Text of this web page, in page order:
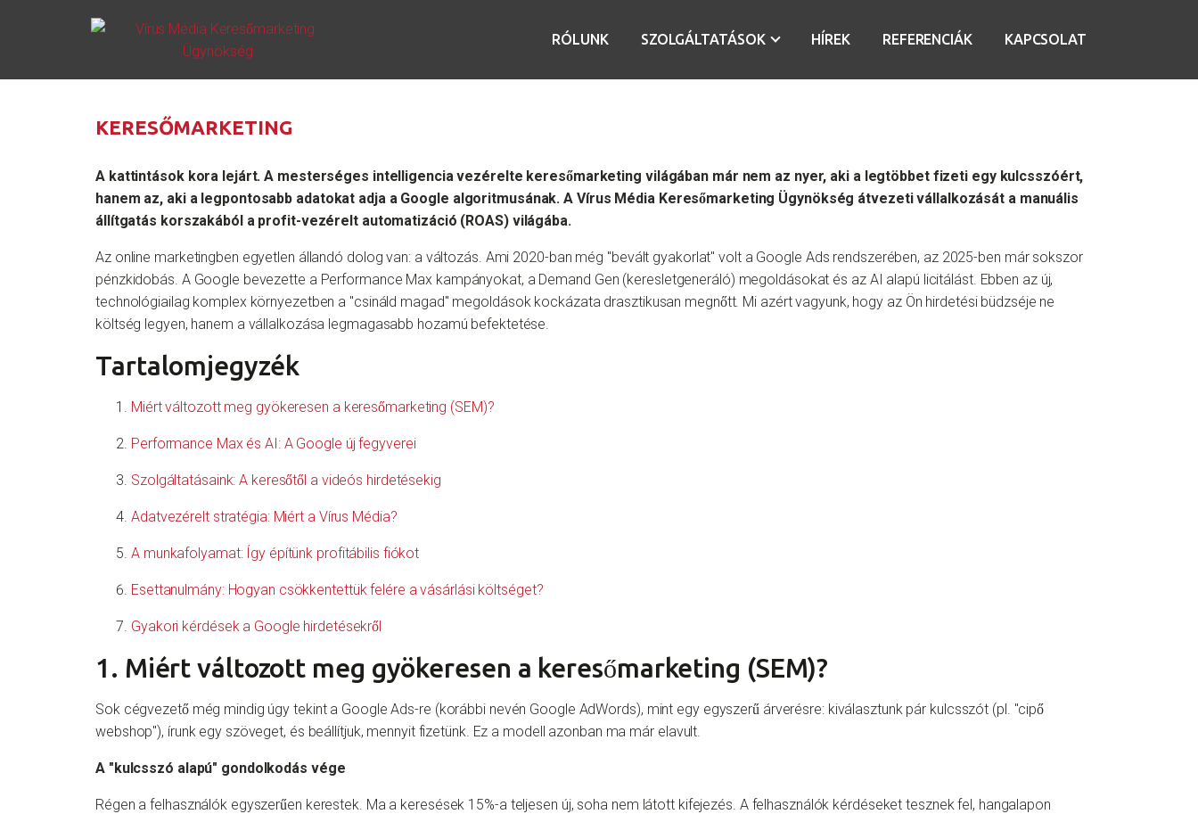
RÓLUNK SZOLGÁLTATÁSOK HÍREK REFERENCIÁK KAPCSOLAT
KERESŐMARKETING
A kattintások kora lejárt. A mesterséges intelligencia vezérelte keresőmarketing világában már nem az nyer, aki a legtöbbet fizeti egy kulcsszóért,
hanem az, aki a legpontosabb adatokat adja a Google algoritmusának. A Vírus Média Keresőmarketing Ügynökség átvezeti vállalkozását a manuális
állítgatás korszakából a profit-vezérelt automatizáció (ROAS) világába.
Az online marketingben egyetlen állandó dolog van: a változás. Ami 2020-ban még "bevált gyakorlat" volt a Google Ads rendszerében, az 2025-ben már sokszor
pénzkidobás. A Google bevezette a Performance Max kampányokat, a Demand Gen (keresletgeneráló) megoldásokat és az AI alapú licitálást. Ebben az új,
technológiailag komplex környezetben a "csináld magad" megoldások kockázata drasztikusan megnőtt. Mi azért vagyunk, hogy az Ön hirdetési büdzséje ne
költség legyen, hanem a vállalkozása legmagasabb hozamú befektetése.
Tartalomjegyzék
Miért változott meg gyökeresen a keresőmarketing (SEM)?
Performance Max és AI: A Google új fegyverei
Szolgáltatásaink: A keresőtől a videós hirdetésekig
Adatvezérelt stratégia: Miért a Vírus Média?
A munkafolyamat: Így építünk profitábilis fiókot
Esettanulmány: Hogyan csökkentettük felére a vásárlási költséget?
Gyakori kérdések a Google hirdetésekről
1. Miért változott meg gyökeresen a keresőmarketing (SEM)?
Sok cégvezető még mindig úgy tekint a Google Ads-re (korábbi nevén Google AdWords), mint egy egyszerű árverésre: kiválasztunk pár kulcsszót (pl. "cipő
webshop"), írunk egy szöveget, és beállítjuk, mennyit fizetünk. Ez a modell azonban ma már elavult.
A "kulcsszó alapú" gondolkodás vége
Régen a felhasználók egyszerűen kerestek. Ma a keresések 15%-a teljesen új, soha nem látott kifejezés. A felhasználók kérdéseket tesznek fel, hangalapon